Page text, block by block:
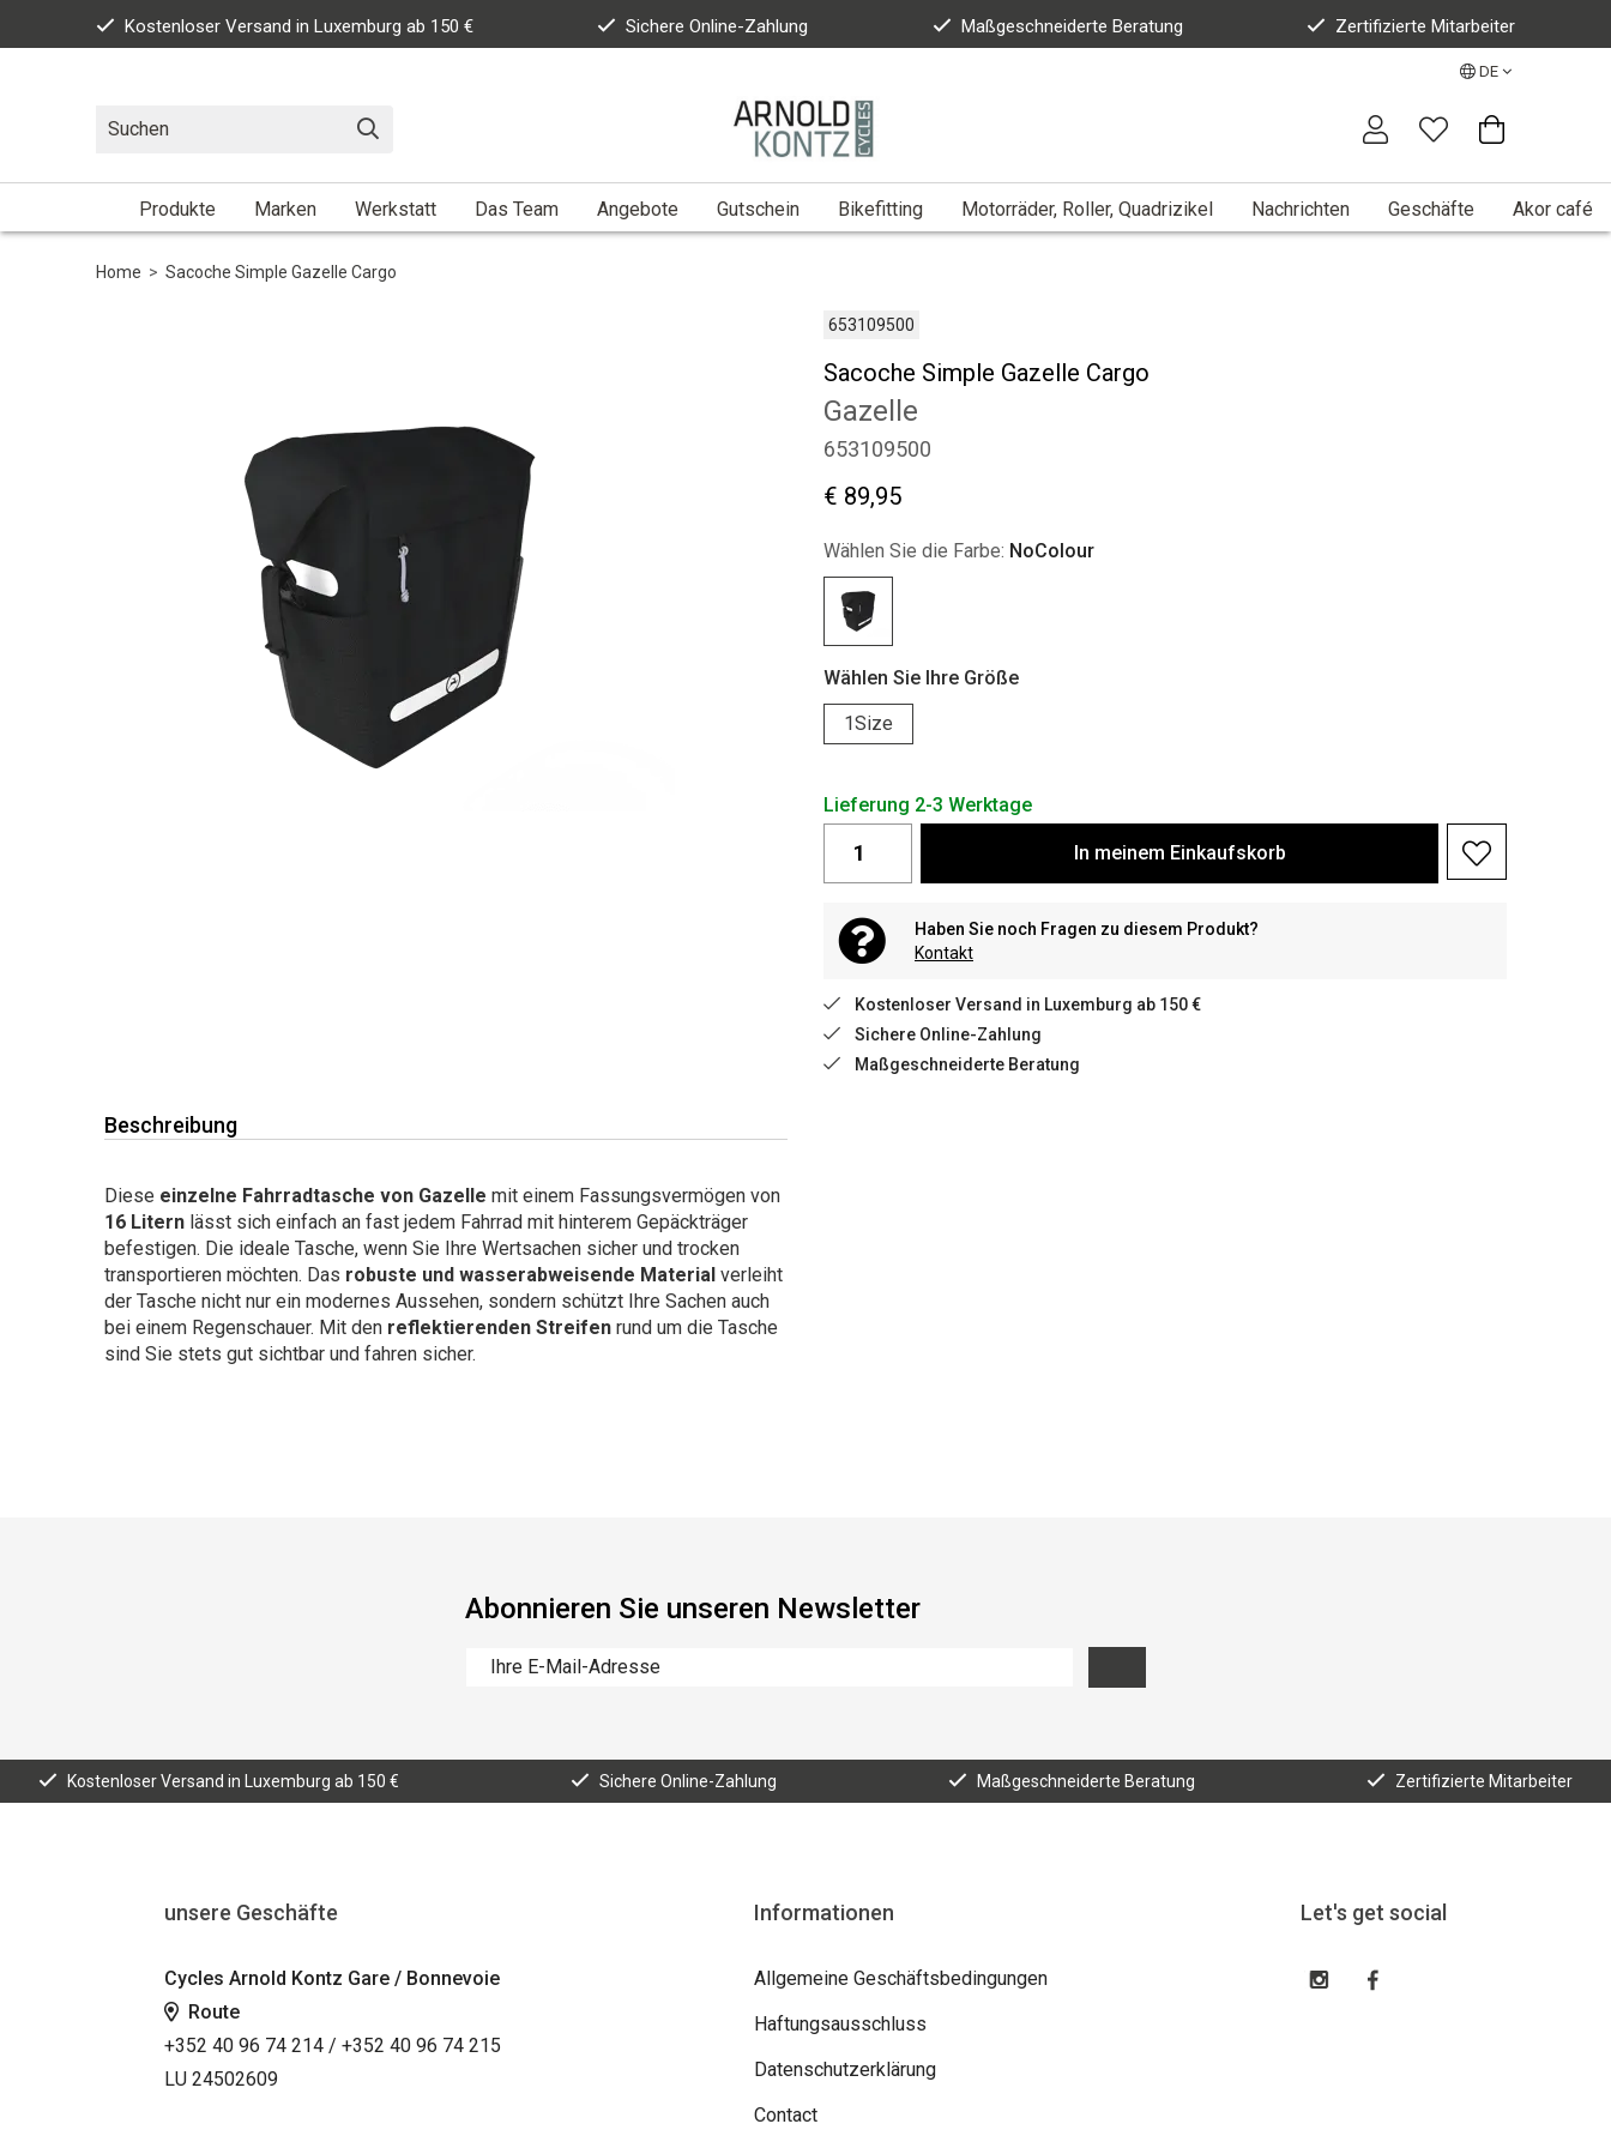
Kostenloser Versand in Luxemburg ab 150 € Sichere Online-Zahlung Maßgeschneiderte Beratung Zertifizierte Mitarbeiter
DE
Produkte Marken Werkstatt Das Team Angebote Gutschein Bikefitting Motorräder, Roller, Quadrizikel Nachrichten Geschäfte Akor café
Home > Sacoche Simple Gazelle Cargo
653109500
Sacoche Simple Gazelle Cargo
Gazelle
653109500
€ 89,95
Wählen Sie die Farbe: NoColour
Wählen Sie Ihre Größe
1Size
Lieferung 2-3 Werktage
In meinem Einkaufskorb
Haben Sie noch Fragen zu diesem Produkt?
Kontakt
Kostenloser Versand in Luxemburg ab 150 €
Sichere Online-Zahlung
Maßgeschneiderte Beratung
Beschreibung
Diese einzelne Fahrradtasche von Gazelle mit einem Fassungsvermögen von
16 Litern lässt sich einfach an fast jedem Fahrrad mit hinterem Gepäckträger
befestigen. Die ideale Tasche, wenn Sie Ihre Wertsachen sicher und trocken
transportieren möchten. Das robuste und wasserabweisende Material verleiht
der Tasche nicht nur ein modernes Aussehen, sondern schützt Ihre Sachen auch
bei einem Regenschauer. Mit den reflektierenden Streifen rund um die Tasche
sind Sie stets gut sichtbar und fahren sicher.
Abonnieren Sie unseren Newsletter
Kostenloser Versand in Luxemburg ab 150 € Sichere Online-Zahlung Maßgeschneiderte Beratung Zertifizierte Mitarbeiter
unsere Geschäfte
Cycles Arnold Kontz Gare / Bonnevoie
Route
+352 40 96 74 214 / +352 40 96 74 215
LU 24502609
Informationen
Allgemeine Geschäftsbedingungen
Haftungsausschluss
Datenschutzerklärung
Contact
Let's get social